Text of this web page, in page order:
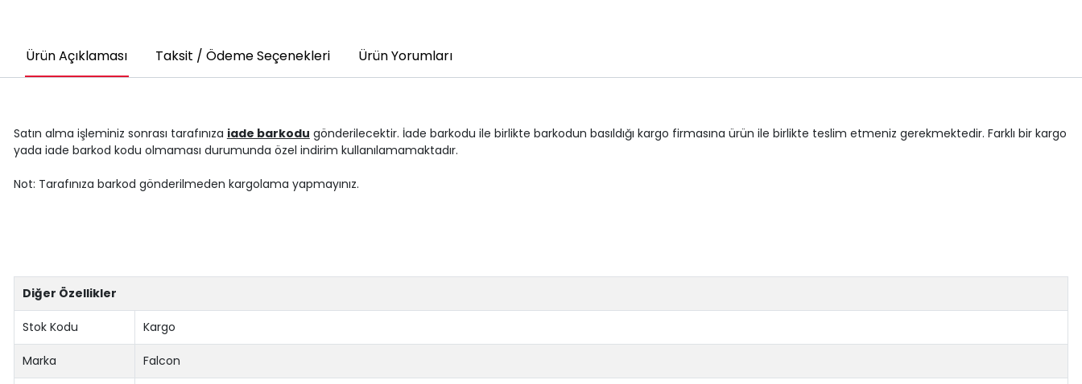
Ürün Açıklaması Taksit / Ödeme Seçenekleri Ürün Yorumları
Satın alma işleminiz sonrası tarafınıza iade barkodu gönderilecektir. İade barkodu ile birlikte barkodun basıldığı kargo firmasına ürün ile birlikte teslim etmeniz gerekmektedir. Farklı bir kargo
yada iade barkod kodu olmaması durumunda özel indirim kullanılamamaktadır.
Not: Tarafınıza barkod gönderilmeden kargolama yapmayınız.
Diğer Özellikler
Stok Kodu Kargo
Marka Falcon